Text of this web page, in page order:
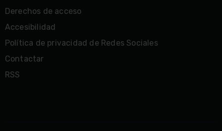
Derechos de acceso
Accesibilidad
Política de privacidad de Redes Sociales
Contactar
RSS